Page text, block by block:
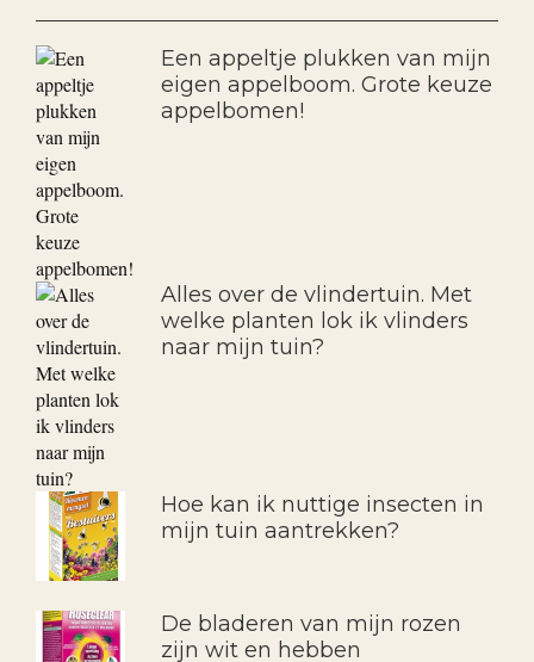
Een appeltje plukken van mijn
eigen appelboom. Grote keuze
appelbomen!
Alles over de vlindertuin. Met
welke planten lok ik vlinders
naar mijn tuin?
Hoe kan ik nuttige insecten in
mijn tuin aantrekken?
De bladeren van mijn rozen
zijn wit en hebben